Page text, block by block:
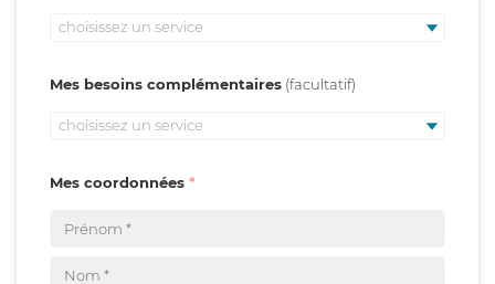
choisissez un service
Mes besoins complémentaires
choisissez un service
Mes coordonnées